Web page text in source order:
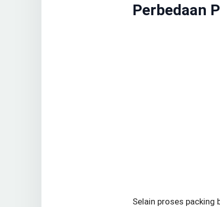
Perbedaan
Selain proses packing